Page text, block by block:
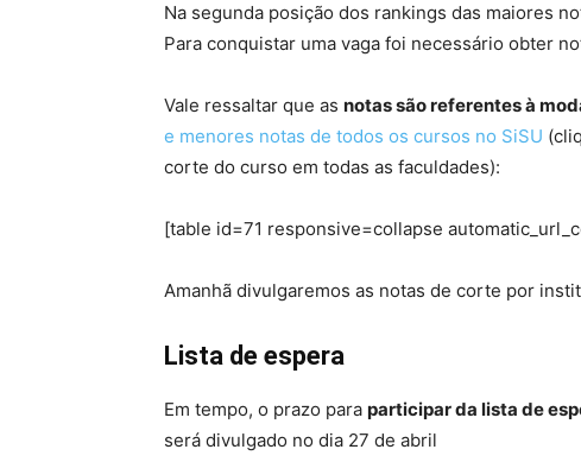
Na segunda posição dos rankings das maiores
Para conquistar uma vaga foi necessário obter
Vale ressaltar que as notas são referentes à
e menores notas de todos os cursos no SiSU
corte do curso em todas as faculdades):
[table id=71 responsive=collapse
Amanhã divulgaremos as notas de corte por
Lista de espera
Em tempo, o prazo para participar da lista de
será divulgado no dia 27 de abril